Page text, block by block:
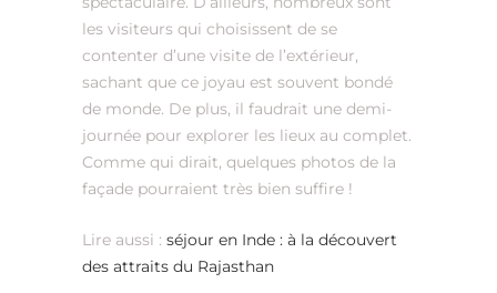
les visiteurs qui choisissent de se
contenter d’une visite de l’extérieur,
sachant que ce joyau est souvent bondé
de monde. De plus, il faudrait une demi-
journée pour explorer les lieux au complet.
Comme qui dirait, quelques photos de la
façade pourraient très bien suffire !
Lire aussi : séjour en Inde : à la découvert
des attraits du Rajasthan